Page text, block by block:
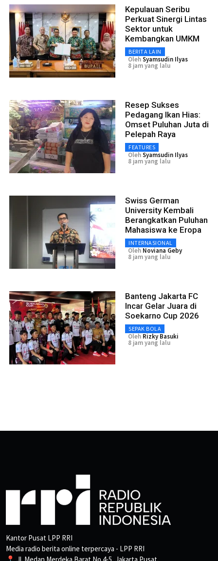
Kepulauan Seribu
Perkuat Sinergi Lintas
Sektor untuk
Kembangkan UMKM
BERITA LAIN
OlehSyamsudin Ilyas
8 jam yang lalu
Resep Sukses
Pedagang Ikan Hias:
Omset Puluhan Juta di
Pelepah Raya
FEATURES
OlehSyamsudin Ilyas
8 jam yang lalu
Swiss German
University Kembali
Berangkatkan Puluhan
Mahasiswa ke Eropa
INTERNASIONAL
Oleh Noviana Geby
8 jam yang lalu
Banteng Jakarta FC
Incar Gelar Juara di
Soekarno Cup 2026
SEPAK BOLA
Oleh Rizky Basuki
8 jam yang lalu
Kantor Pusat LPP RRI
Media radio berita online terpercaya - LPP RRI